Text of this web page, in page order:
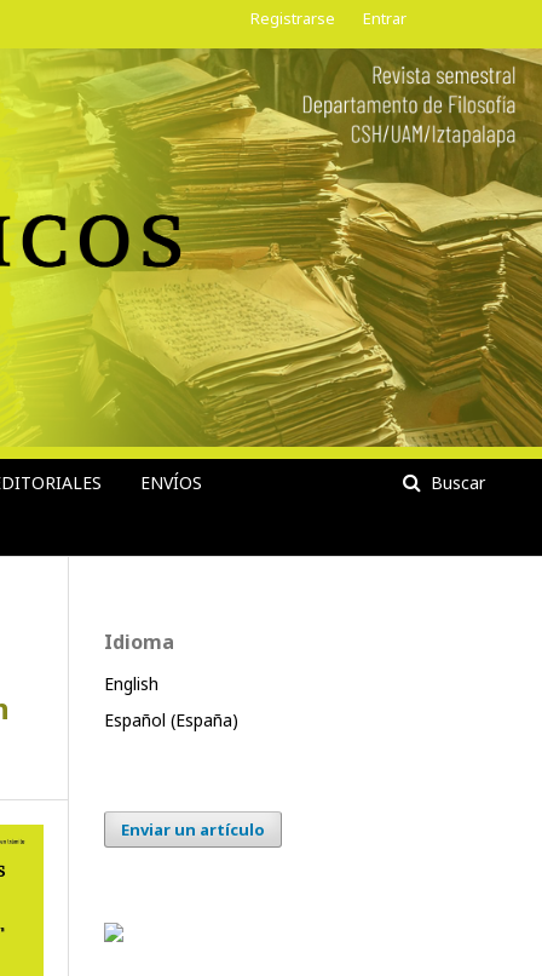
ENVÍOS Buscar
Registrarse Entrar
Idioma
English
Español (España)
Enviar un artículo